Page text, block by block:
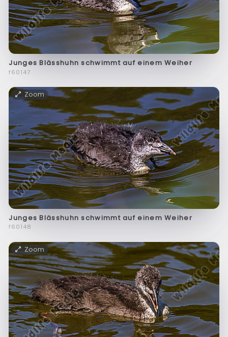
Junges Blässhuhn schwimmt auf einem Weiher
f60147
Zoom
Junges Blässhuhn schwimmt auf einem Weiher
f60148
Zoom